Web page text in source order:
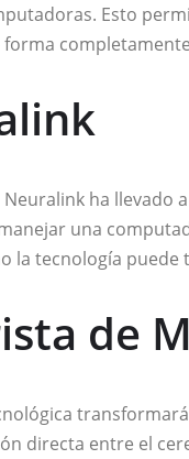
Esto
ha llevado
una
la tecnología
de
directa entre el